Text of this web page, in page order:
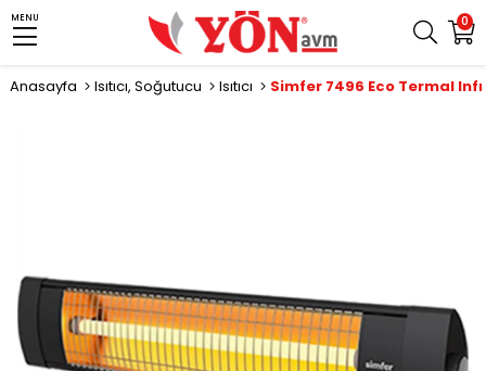
0
MENU
Anasayfa Isıtıcı, Soğutucu Isıtıcı Simfer 7496 Eco Termal